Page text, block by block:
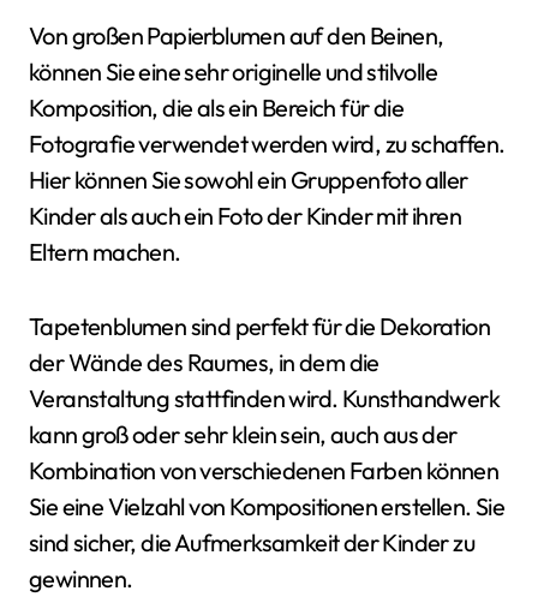
Von großen Papierblumen auf den Beinen,
können Sie eine sehr originelle und stilvolle
Komposition, die als ein Bereich für die
Fotografie verwendet werden wird, zu schaffen.
Hier können Sie sowohl ein Gruppenfoto aller
Kinder als auch ein Foto der Kinder mit ihren
Eltern machen.
Tapetenblumen sind perfekt für die Dekoration
der Wände des Raumes, in dem die
Veranstaltung stattfinden wird. Kunsthandwerk
kann groß oder sehr klein sein, auch aus der
Kombination von verschiedenen Farben können
Sie eine Vielzahl von Kompositionen erstellen. Sie
sind sicher, die Aufmerksamkeit der Kinder zu
gewinnen.